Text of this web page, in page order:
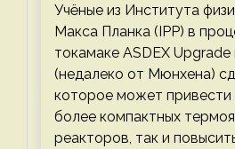
Учёные из Института
Макса Планка (IPP) в
токамаке ASDEX Upgrade
(недалеко от Мюнхена)
которое может привести
более компактных
реакторов, так и